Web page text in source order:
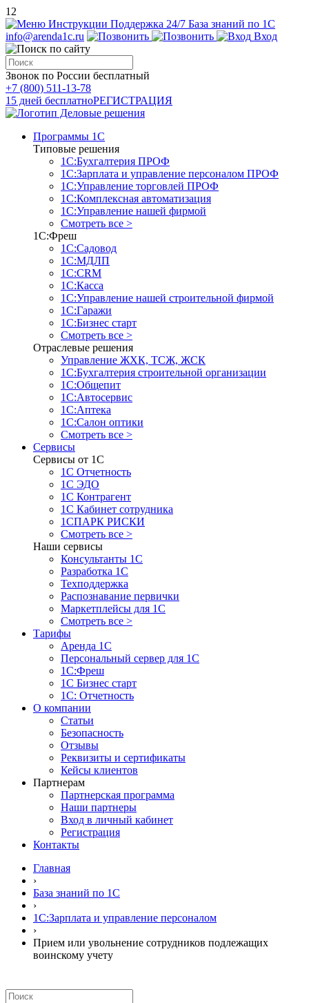
12
Инструкции Поддержка 24/7 База знаний по 1С
info@arenda1c.ru
Вход
Звонок по России бесплатный
+7 (800) 511-13-78
15 дней бесплатноРЕГИСТРАЦИЯ
Программы 1С
Типовые решения
1С:Бухгалтерия ПРОФ
1С:Зарплата и управление персоналом ПРОФ
1С:Управление торговлей ПРОФ
1С:Комплексная автоматизация
1С:Управление нашей фирмой
Смотреть все >
1С:Фреш
1С:Садовод
1С:МДЛП
1С:CRM
1С:Касса
1С:Управление нашей строительной фирмой
1С:Гаражи
1С:Бизнес старт
Смотреть все >
Отраслевые решения
Управление ЖХК, ТСЖ, ЖСК
1С:Бухгалтерия строительной организации
1С:Общепит
1С:Автосервис
1С:Аптека
1С:Салон оптики
Смотреть все >
Сервисы
Сервисы от 1С
1С Отчетность
1С ЭДО
1С Контрагент
1С Кабинет сотрудника
1СПАРК РИСКИ
Смотреть все >
Наши сервисы
Консультанты 1С
Разработка 1С
Техподдержка
Распознавание первички
Маркетплейсы для 1С
Смотреть все >
Тарифы
Аренда 1С
Персональный сервер для 1С
1С:Фреш
1С Бизнес старт
1С: Отчетность
О компании
Статьи
Безопасность
Отзывы
Реквизиты и сертификаты
Кейсы клиентов
Партнерам
Партнерская программа
Наши партнеры
Вход в личный кабинет
Регистрация
Контакты
Главная
›
База знаний по 1С
›
1С:Зарплата и управление персоналом
›
Прием или увольнение сотрудников подлежащих
воинскому учету